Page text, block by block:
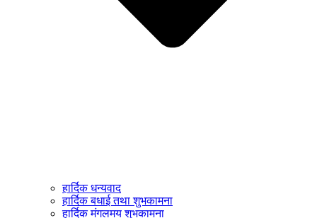
हार्दिक धन्यवाद
हार्दिक बधाई तथा शुभकामना
हार्दिक मंगलमय शुभकामना